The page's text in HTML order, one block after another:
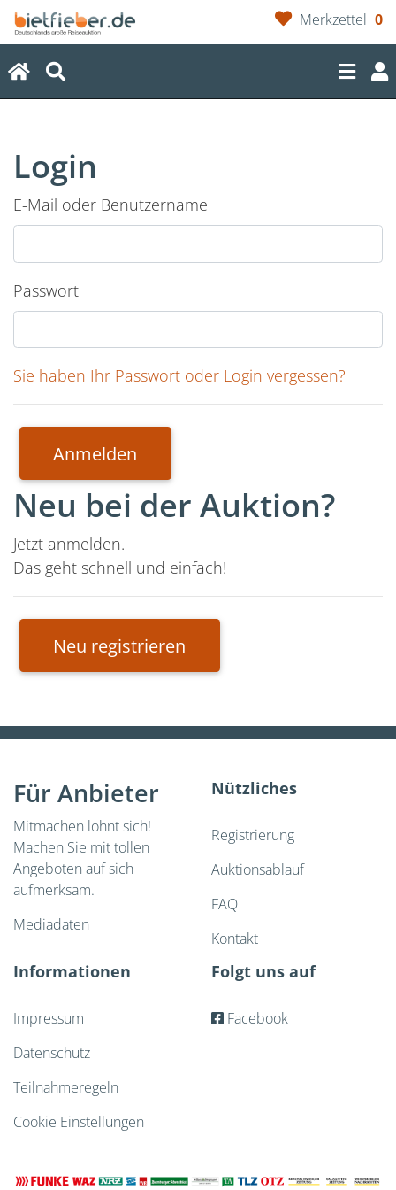
Merkzettel 0
(current)
Login
E-Mail oder Benutzername
Passwort
Sie haben Ihr Passwort oder Login vergessen?
Anmelden
Neu bei der Auktion?
Jetzt anmelden.
Das geht schnell und einfach!
Neu registrieren
Für Anbieter
Mitmachen lohnt sich!
Machen Sie mit tollen
Angeboten auf sich
aufmerksam.
Mediadaten
Nützliches
Registrierung
Auktionsablauf
FAQ
Kontakt
Informationen
Impressum
Datenschutz
Teilnahmeregeln
Cookie Einstellungen
Folgt uns auf
Facebook